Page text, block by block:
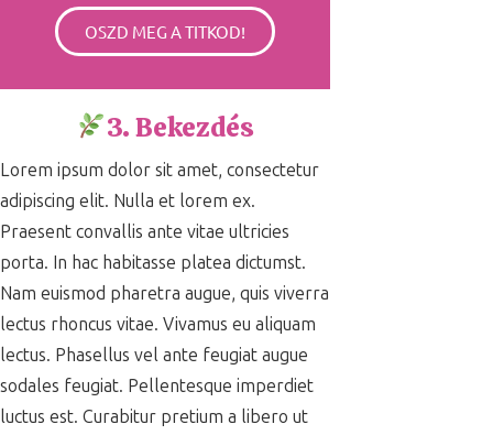
OSZD MEG A TITKOD!
3. Bekezdés
Lorem ipsum dolor sit amet, consectetur
adipiscing elit. Nulla et lorem ex.
Praesent convallis ante vitae ultricies
porta. In hac habitasse platea dictumst.
Nam euismod pharetra augue, quis viverra
lectus rhoncus vitae. Vivamus eu aliquam
lectus. Phasellus vel ante feugiat augue
sodales feugiat. Pellentesque imperdiet
luctus est. Curabitur pretium a libero ut